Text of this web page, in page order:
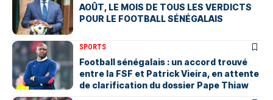
AOÛT, LE MOIS DE TOUS LES VERDICTS
POUR LE FOOTBALL SÉNÉGALAIS
SPORTS
Football sénégalais : un accord trouvé
entre la FSF et Patrick Vieira, en attente
de clarification du dossier Pape Thiaw